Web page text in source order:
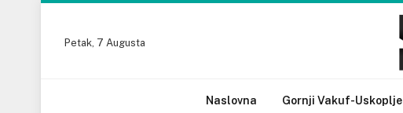
Petak, 7 Augusta
Naslovna Gornji Vakuf-Uskoplje